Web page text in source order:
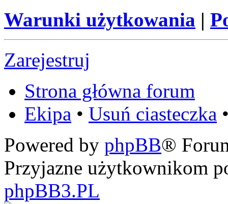
Warunki użytkowania |
Zarejestruj
Strona główna forum
Ekipa • Usuń ciasteczka
Powered by phpBB®
Przyjazne użytkownikom
phpBB3.PL